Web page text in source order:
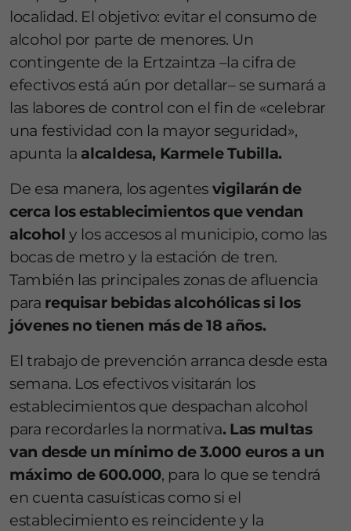
localidad. El objetivo: evitar el consumo de
alcohol por parte de menores. Un
contingente de la Ertzaintza –la cifra de
efectivos está aún por detallar– se sumará a
las labores de control con el fin de «celebrar
una festividad con la mayor seguridad»,
apunta la alcaldesa, Karmele Tubilla.
De esa manera, los agentes vigilarán de
cerca los establecimientos que vendan
alcohol y los accesos al municipio, como las
bocas de metro y la estación de tren.
También las principales zonas de afluencia
para requisar bebidas alcohólicas si los
jóvenes no tienen más de 18 años.
El trabajo de prevención arranca desde esta
semana. Los efectivos visitarán los
establecimientos que despachan alcohol
para recordarles la normativa. Las multas
van desde un mínimo de 3.000 euros a un
máximo de 600.000, para lo que se tendrá
en cuenta casuísticas como si el
establecimiento es reincidente y la